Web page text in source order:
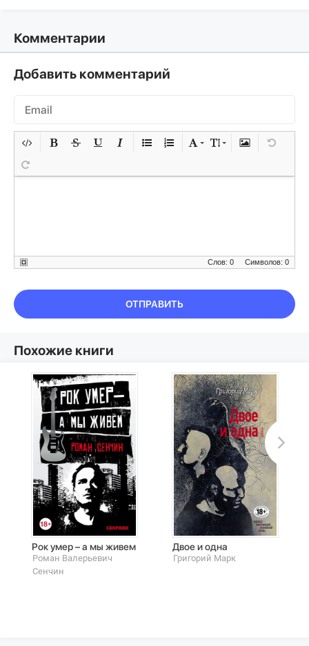
Комментарии
Добавить комментарий
Символов: 0
Слов: 0
ОТПРАВИТЬ
Похожие книги
Рок умер – а мы живем
Роман Валерьевич
Сенчин
Двое и одна
Григорий Марк